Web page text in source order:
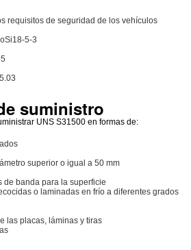
requisitos de seguridad de los vehículos
5-3
suministro
UNS S31500 en formas de:
superior o igual a 50 mm
de banda para la superficie
o laminadas en frío a diferentes grados
las placas, láminas y tiras